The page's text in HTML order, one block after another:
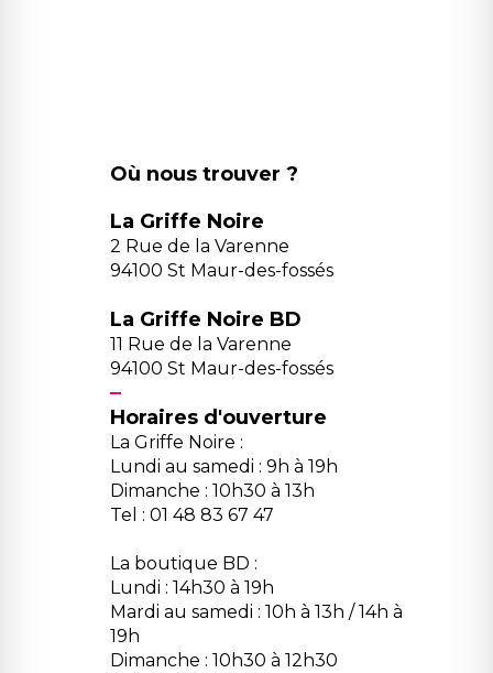
Où nous trouver ?
La Griffe Noire
2 Rue de la Varenne
94100 St Maur-des-fossés
La Griffe Noire BD
11 Rue de la Varenne
94100 St Maur-des-fossés
Horaires d'ouverture
La Griffe Noire :
Lundi au samedi : 9h à 19h
Dimanche : 10h30 à 13h
Tel : 01 48 83 67 47
La boutique BD :
Lundi : 14h30 à 19h
Mardi au samedi : 10h à 13h / 14h à
19h
Dimanche : 10h30 à 12h30